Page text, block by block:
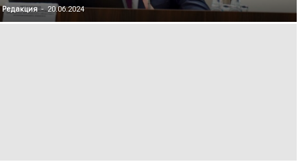
Редакция - 20.06.2024